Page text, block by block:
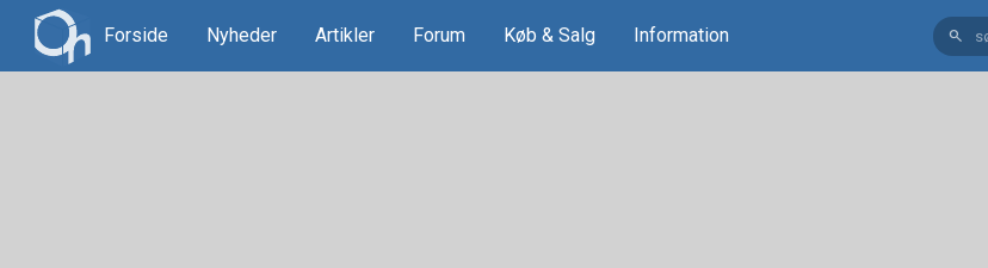
Forside Nyheder Artikler Forum Køb & Salg Information search